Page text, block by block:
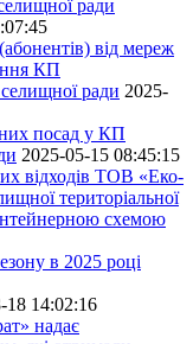
ради
від мереж
КП
ради 2025-
посад у КП
2025-05-15 08:45:15
відходів ТОВ «Еко-
територіальної
схемою
в 2025 році
18 14:02:16
надає